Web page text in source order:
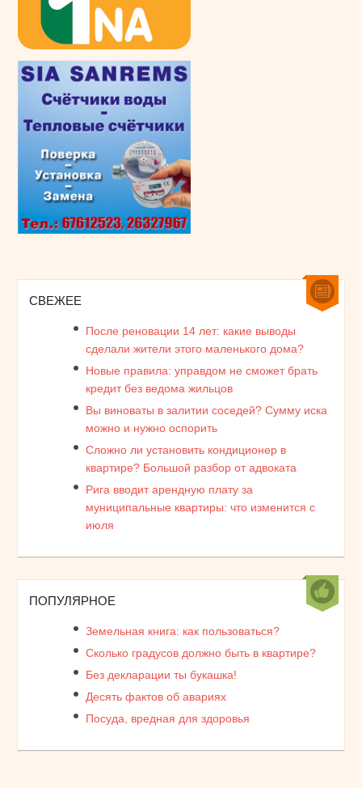
СВЕЖЕЕ
После реновации 14 лет: какие выводы
сделали жители этого маленького дома?
Новые правила: управдом не сможет брать
кредит без ведома жильцов
Вы виноваты в залитии соседей? Сумму иска
можно и нужно оспорить
Сложно ли установить кондиционер в
квартире? Большой разбор от адвоката
Рига вводит арендную плату за
муниципальные квартиры: что изменится с
июля
ПОПУЛЯРНОЕ
Земельная книга: как пользоваться?
Сколько градусов должно быть в квартире?
Без декларации ты букашка!
Десять фактов об авариях
Посуда, вредная для здоровья